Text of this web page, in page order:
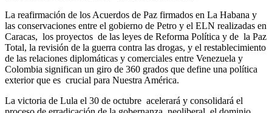
La reafirmación de los Acuerdos de Paz firmados en La Habana y
las conservaciones entre el gobierno de Petro y el ELN realizadas en
Caracas, los proyectos de las leyes de Reforma Política y de la Paz
Total, la revisión de la guerra contra las drogas, y el restablecimiento
de las relaciones diplomáticas y comerciales entre Venezuela y
Colombia significan un giro de 360 grados que define una política
exterior que es crucial para Nuestra América.
La victoria de Lula el 30 de octubre acelerará y consolidará el